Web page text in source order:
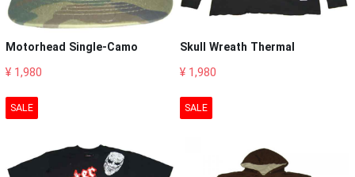
Motorhead Single-Camo
¥ 1,980
Skull Wreath Thermal
¥ 1,980
SALE SALE